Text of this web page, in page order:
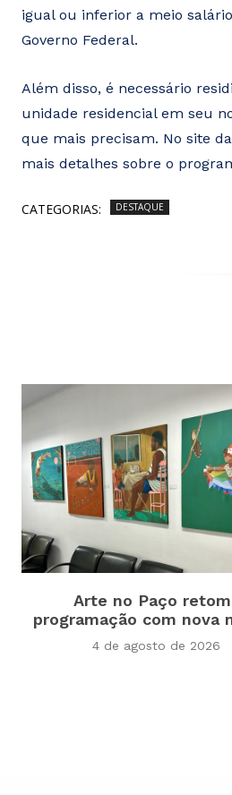
igual ou inferior a meio
Governo Federal.
Além disso, é necessário
unidade residencial em seu
que mais precisam. No site
mais detalhes sobre o
CATEGORIAS: DESTAQUE
Arte no Paço
programação com nova
4 de agosto de 2026